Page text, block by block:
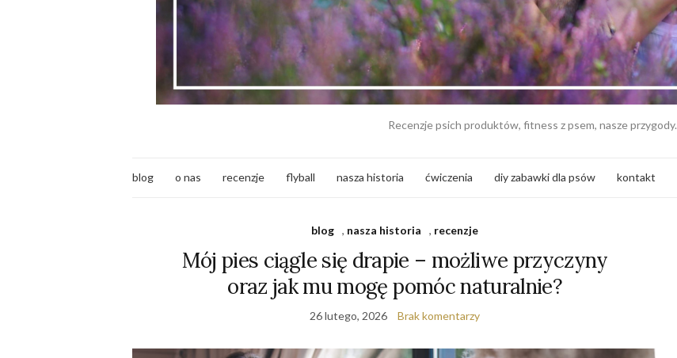
Recenzje psich produktów, fitness z psem, nasze przygody.
blog o nas recenzje flyball nasza historia ćwiczenia diy zabawki dla psów kontakt
blog , nasza historia , recenzje
Mój pies ciągle się drapie – możliwe przyczyny
oraz jak mu mogę pomóc naturalnie?
26 lutego, 2026 Brak komentarzy